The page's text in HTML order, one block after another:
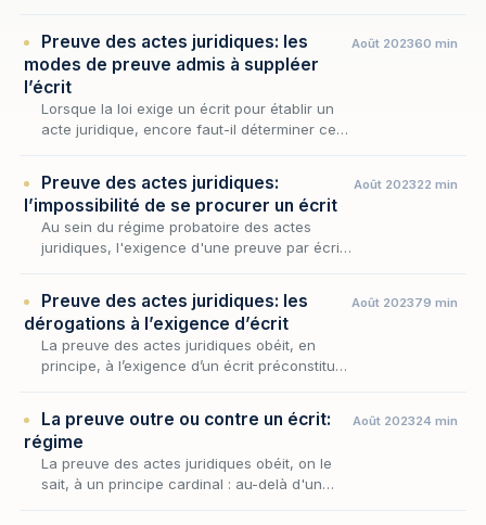
pour les acte…
Preuve des actes juridiques: les
modes de preuve admis à suppléer
l’écrit
Lorsque la loi exige un écrit pour établir un
acte juridique, encore faut-il déterminer ce
Août 202360 min
Preuve des actes juridiques:
l’impossibilité de se procurer un écrit
Au sein du régime probatoire des actes
juridiques, l'exigence d'une preuve par écrit
raisonnablement ê…
Août 202322 min
Preuve des actes juridiques: les
dérogations à l’exigence d’écrit
La preuve des actes juridiques obéit, en
principe, à l’exigence d’un écrit préconstitué
d’absolu, car…
Août 202379 min
La preuve outre ou contre un écrit:
régime
La preuve des actes juridiques obéit, on le
sait, à un principe cardinal : au-delà d'un
Août 202324 min